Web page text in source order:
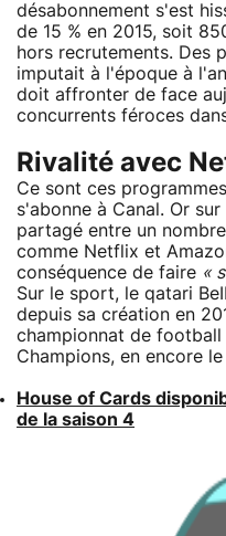
désabonnement s'est
de 15 % en 2015, soit
hors recrutements. Des
imputait à l'époque à
doit affronter de face
concurrents féroces
Rivalité avec
Ce sont ces
s'abonne à Canal. Or
partagé entre un
comme Netflix et
conséquence de faire «
Sur le sport, le qatari
depuis sa création en
championnat de
Champions, en encore
House of Cards
de la saison 4